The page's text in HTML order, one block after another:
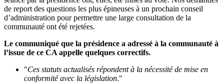
de report des questions les plus épineuses à un prochain conseil
d’administration pour permettre une large consultation de la
communauté ont été rejetées.
Le communiqué que la présidence a adressé à la communauté à
l’issue de ce CA appelle quelques correctifs.
"Ces statuts actualisés répondent à la nécessité de mise en
conformité avec la législation."